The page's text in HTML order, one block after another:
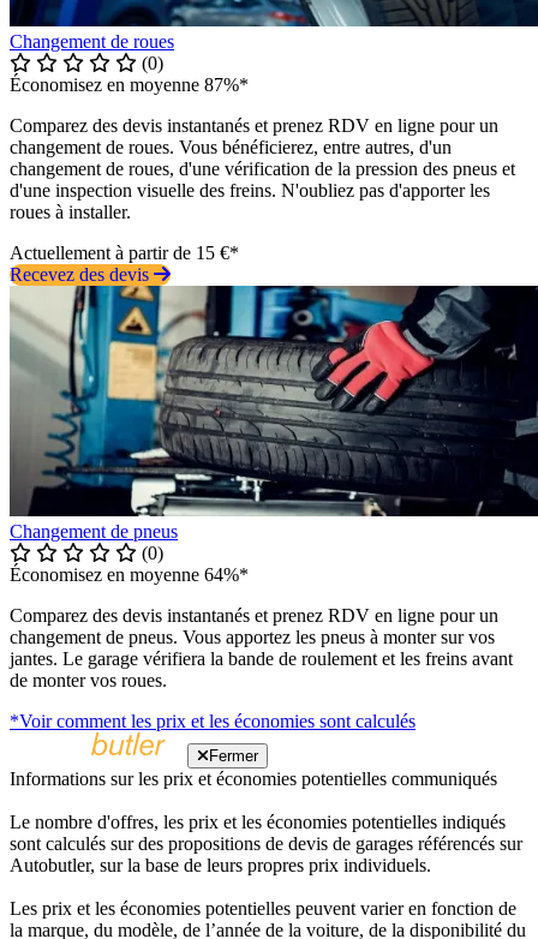
Changement de roues
(0)
Économisez en moyenne 87%*
Comparez des devis instantanés et prenez RDV en ligne pour un
changement de roues. Vous bénéficierez, entre autres, d'un
changement de roues, d'une vérification de la pression des pneus et
d'une inspection visuelle des freins. N'oubliez pas d'apporter les
roues à installer.
Actuellement à partir de 15 €*
Recevez des devis
Changement de pneus
(0)
Économisez en moyenne 64%*
Comparez des devis instantanés et prenez RDV en ligne pour un
changement de pneus. Vous apportez les pneus à monter sur vos
jantes. Le garage vérifiera la bande de roulement et les freins avant
de monter vos roues.
*Voir comment les prix et les économies sont calculés
Fermer
Informations sur les prix et économies potentielles communiqués
Le nombre d'offres, les prix et les économies potentielles indiqués
sont calculés sur des propositions de devis de garages référencés sur
Autobutler, sur la base de leurs propres prix individuels.
Les prix et les économies potentielles peuvent varier en fonction de
la marque, du modèle, de l’année de la voiture, de la disponibilité du